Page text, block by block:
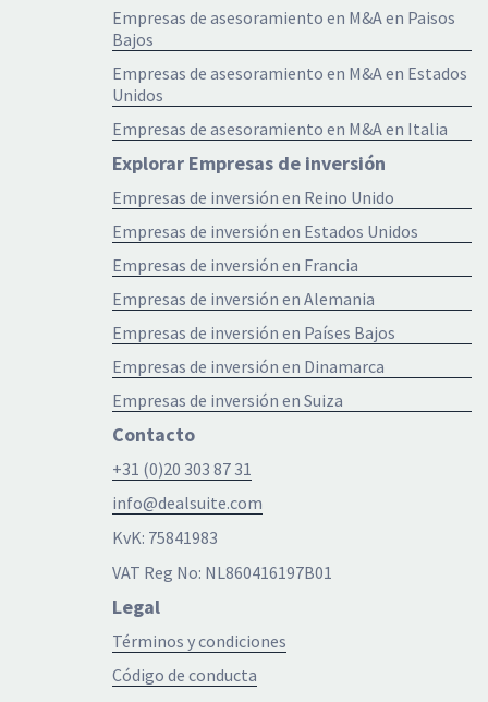
Empresas de asesoramiento en M&A en Paisos
Bajos
Empresas de asesoramiento en M&A en Estados
Unidos
Empresas de asesoramiento en M&A en Italia
Explorar Empresas de inversión
Empresas de inversión en Reino Unido
Empresas de inversión en Estados Unidos
Empresas de inversión en Francia
Empresas de inversión en Alemania
Empresas de inversión en Países Bajos
Empresas de inversión en Dinamarca
Empresas de inversión en Suiza
Contacto
+31 (0)20 303 87 31
info@dealsuite.com
KvK: 75841983
VAT Reg No: NL860416197B01
Legal
Términos y condiciones
Código de conducta